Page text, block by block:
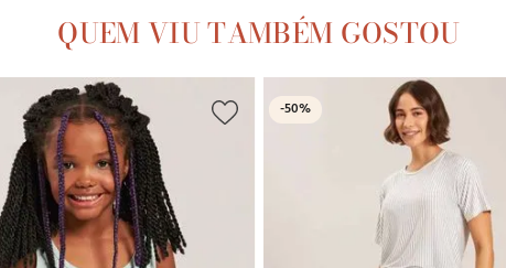
QUEM VIU TAMBÉM GOSTOU
-50%